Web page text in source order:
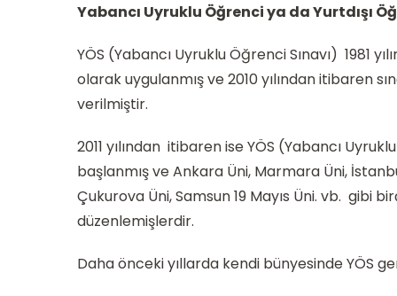
Yabancı Uyruklu Öğrenci ya da Yurtdışı
YÖS (Yabancı Uyruklu Öğrenci Sınavı) 1981
olarak uygulanmış ve 2010 yılından itibaren
verilmiştir.
2011 yılından itibaren ise YÖS (Yabancı
başlanmış ve Ankara Üni, Marmara Üni,
Çukurova Üni, Samsun 19 Mayıs Üni. vb. gibi
düzenlemişlerdir.
Daha önceki yıllarda kendi bünyesinde YÖS